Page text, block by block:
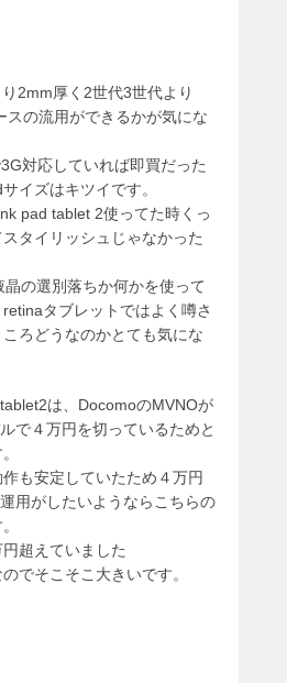
2mm厚く2世代3世代より
スの流用ができるかが気にな
対応していれば即買だった
イズはキツイです。
pad tablet 2使ってた時くっ
タイリッシュじゃなかった
の選別落ちか何かを使って
タブレットではよく噂さ
ろどうなのかとても気にな
は、DocomoのMVNOが
で４万円を切っているためと
も安定していたため４万円
用がしたいようならこちらの
超えていました
でそこそこ大きいです。